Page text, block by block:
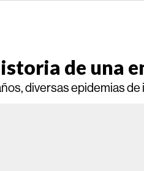
de una
diversas epidemias